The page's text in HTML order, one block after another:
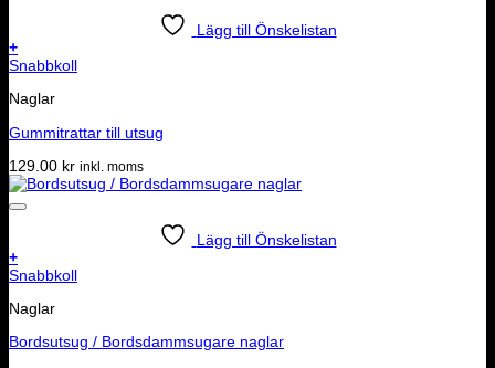
Lägg till Önskelistan
+
Snabbkoll
Naglar
Gummitrattar till utsug
129.00 kr inkl. moms
Lägg till Önskelistan
+
Snabbkoll
Naglar
Bordsutsug / Bordsdammsugare naglar